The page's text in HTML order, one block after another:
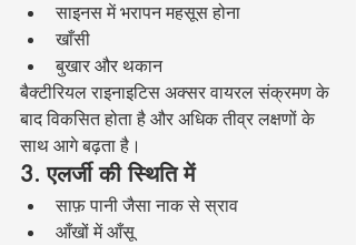
साइनस में भरापन महसूस होना
खाँसी
बुखार और थकान
बैक्टीरियल राइनाइटिस अक्सर वायरल संक्रमण के
बाद विकसित होता है और अधिक तीव्र लक्षणों के
साथ आगे बढ़ता है।
3. एलर्जी की स्थिति में
साफ़ पानी जैसा नाक से स्राव
आँखों में आँसू